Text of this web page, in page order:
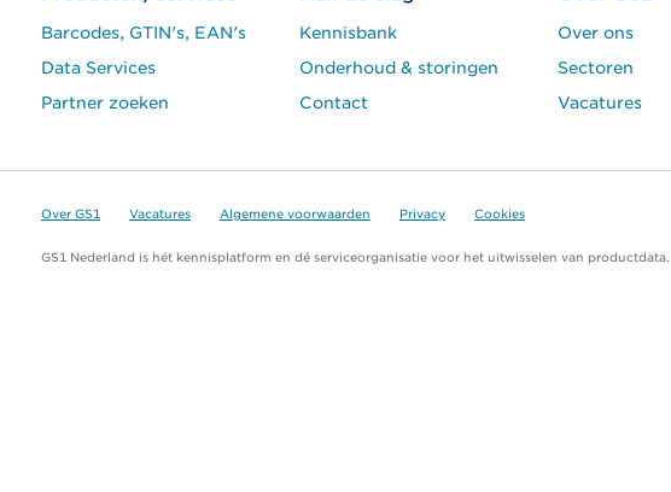
Barcodes, GTIN's, EAN's
Data Services
Partner zoeken
Kennisbank
Onderhoud & storingen
Contact
Over ons
Sectoren
Vacatures
Over GS1 Vacatures Algemene voorwaarden Privacy Cookies
GS1 Nederland is hét kennisplatform en dé serviceorganisatie voor het uitwisselen van productdata.